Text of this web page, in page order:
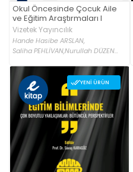
Okul Öncesinde Çocuk Aile
ve Eğitim Araştırmaları I
Vizetek Yayıncılık
Hande Hasibe ARSLAN,
Saliha PEHLİVAN,Nurullah DÜZEN...
YENI ÜRÜN